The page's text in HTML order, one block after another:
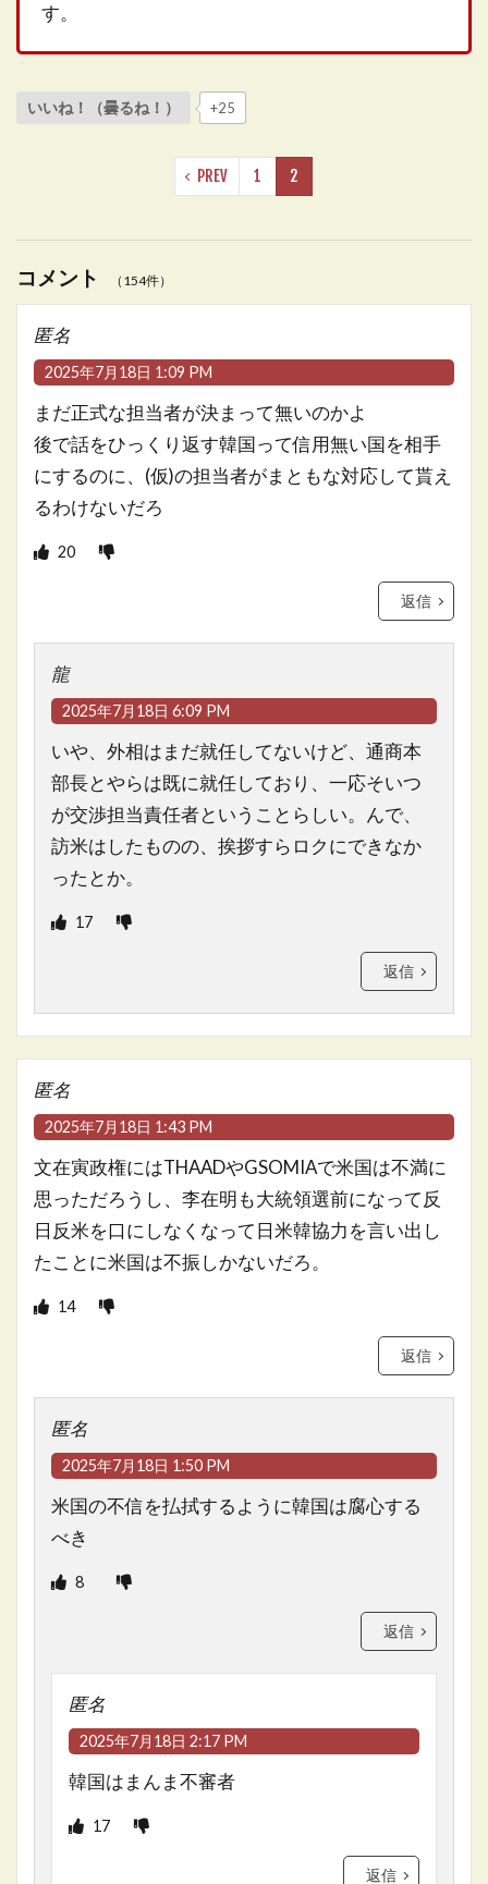
す。
いいね！（曇るね！） +25
PREV 1 2
コメント （154件）
匿名
2025年7月18日 1:09 PM
まだ正式な担当者が決まって無いのかよ
後で話をひっくり返す韓国って信用無い国を相手
にするのに、(仮)の担当者がまともな対応して貰え
るわけないだろ
20
返信
龍
2025年7月18日 6:09 PM
いや、外相はまだ就任してないけど、通商本
部長とやらは既に就任しており、一応そいつ
が交渉担当責任者ということらしい。んで、
訪米はしたものの、挨拶すらロクにできなか
ったとか。
17
返信
匿名
2025年7月18日 1:43 PM
文在寅政権にはTHAADやGSOMIAで米国は不満に
思っただろうし、李在明も大統領選前になって反
日反米を口にしなくなって日米韓協力を言い出し
たことに米国は不振しかないだろ。
14
返信
匿名
2025年7月18日 1:50 PM
米国の不信を払拭するように韓国は腐心する
べき
8
返信
匿名
2025年7月18日 2:17 PM
韓国はまんま不審者
17
返信